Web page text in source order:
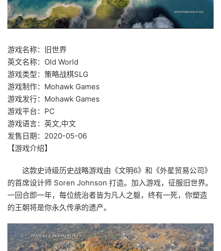
游戏名称：旧世界
英文名称：Old World
游戏类型：策略战棋SLG
游戏制作：Mohawk Games
游戏发行：Mohawk Games
游戏平台：PC
游戏语言：英文,中文
发售日期：2020-05-06
【游戏介绍】
这款史诗级历史战略游戏由《文明6》和《外星贸易公司》
的首席设计师 Soren Johnson 打造。加入游戏，征服旧世界。
一回合即一年，每位统治者皆为凡人之躯，终有一死，你塑造
的王朝将是你永久传承的遗产。